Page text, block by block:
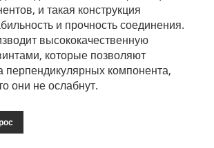
и такая конструкция
и прочность соединения.
высококачественную
которые позволяют
перпендикулярных компонента,
они не ослабнут.